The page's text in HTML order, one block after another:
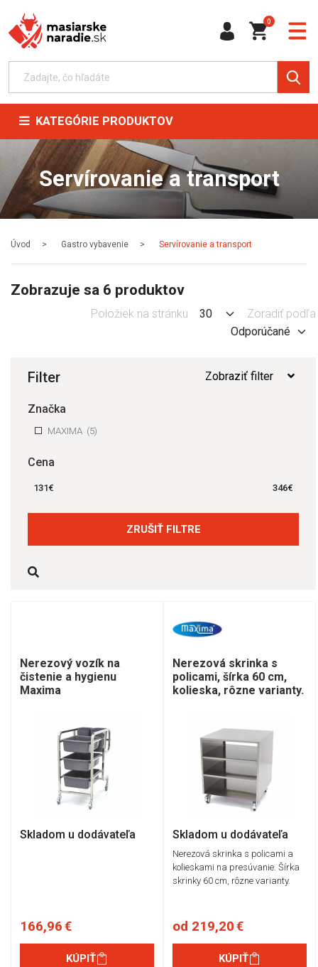
0
KATEGÓRIE PRODUKTOV
Servírovanie a transport
Úvod Gastro vybavenie Servírovanie a transport
Zobrazuje sa 6 produktov
Položiek na stránku Zoradiť podľa
Filter Zobraziť filter
Značka
MAXIMA (5)
Cena
131€ 346€
ZRUŠIŤ FILTRE
Nerezový vozík na
čistenie a hygienu
Maxima
Skladom u dodávateľa
166,96 €
KÚPIŤ
Nerezová skrinka s
policami, šírka 60 cm,
kolieska, rôzne varianty.
Skladom u dodávateľa
Nerezová skrinka s policami a
kolieskami na presúvanie. Šírka
skrinky 60 cm, rôzne varianty.
od 219,20 €
KÚPIŤ